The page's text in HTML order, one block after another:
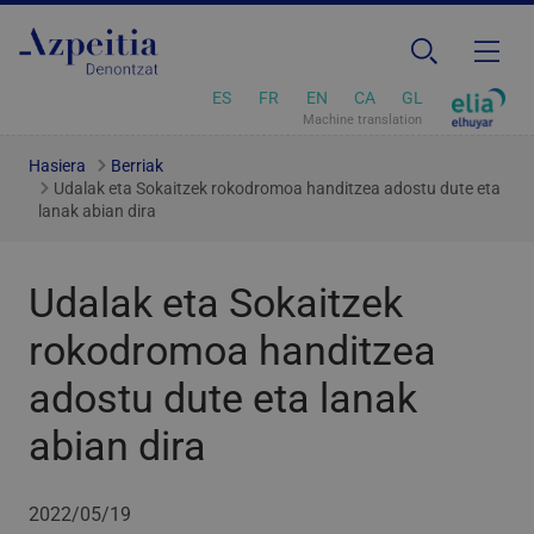
ES FR EN CA GL
Machine translation
Hasiera
Berriak
Udalak eta Sokaitzek rokodromoa handitzea adostu dute eta
lanak abian dira
Udalak eta Sokaitzek
rokodromoa handitzea
adostu dute eta lanak
abian dira
2022/05/19